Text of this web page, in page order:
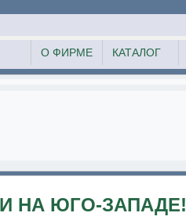
КАТАЛОГ
О ФИРМЕ
НА ЮГО-ЗАПАДЕ!